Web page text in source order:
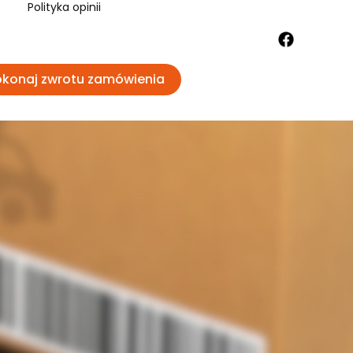
Polityka opinii
zwrotu zamówienia